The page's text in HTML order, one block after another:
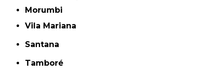
Morumbi
Vila Mariana
Santana
Tamboré